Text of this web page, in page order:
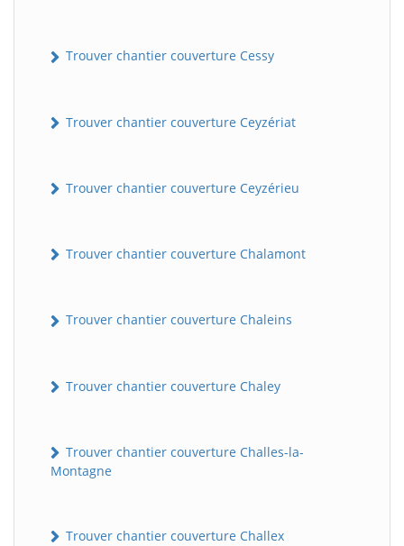
Trouver chantier couverture Cessy
Trouver chantier couverture Ceyzériat
Trouver chantier couverture Ceyzérieu
Trouver chantier couverture Chalamont
Trouver chantier couverture Chaleins
Trouver chantier couverture Chaley
Trouver chantier couverture Challes-la-
Montagne
Trouver chantier couverture Challex